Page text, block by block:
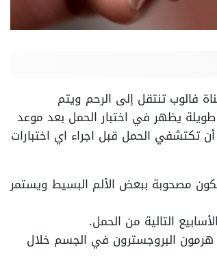
داخل قناة فالوب تنتقل إلى الرحم ويتم
يظهر في اختبار الحمل بعد موعد
تكتشفي الحمل قبل اجراء اي اختبارات
مصحوبة ببعض الألم البسيط ويستمر
التالية من الحمل.
هرمون البروجسترون في الجسم خلال